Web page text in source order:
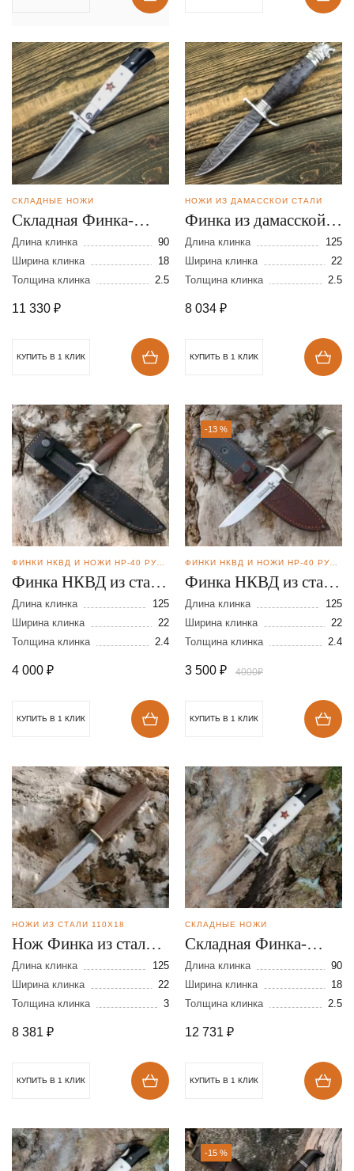
СКЛАДНЫЕ НОЖИ
Складная Финка-
мини из булатной
стали
Длина клинка
90
Ширина клинка
18
Толщина клинка
2.5
11 330 ₽
КУПИТЬ В 1 КЛИК
НОЖИ ИЗ ДАМАССКОЙ СТАЛИ
Финка из дамасской
стали
Длина клинка
125
Ширина клинка
22
Толщина клинка
2.5
8 034 ₽
КУПИТЬ В 1 КЛИК
Финка НКВД из стали
95Х18. Клинок
галтованный
Длина клинка
125
Ширина клинка
22
Толщина клинка
2.4
4 000 ₽
КУПИТЬ В 1 КЛИК
-13 %
Финка НКВД из стали
95Х18 клинок
полированный
Длина клинка
125
Ширина клинка
22
Толщина клинка
2.4
3 500 ₽ 4000₽
КУПИТЬ В 1 КЛИК
НОЖИ ИЗ СТАЛИ 110Х18
Нож Финка из стали
110Х18 Д/Н
Длина клинка
125
Ширина клинка
22
Толщина клинка
3
8 381 ₽
КУПИТЬ В 1 КЛИК
СКЛАДНЫЕ НОЖИ
Складная Финка-
мини из порошковой
стали Elmax
Длина клинка
90
Ширина клинка
18
Толщина клинка
2.5
12 731 ₽
КУПИТЬ В 1 КЛИК
-15 %